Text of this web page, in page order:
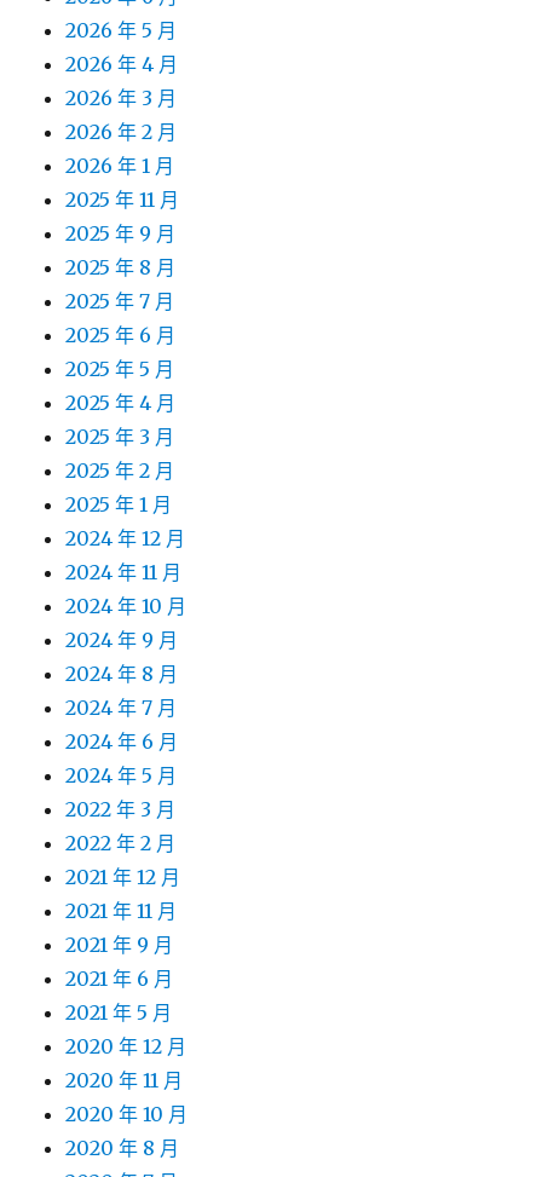
2026 年 5 月
2026 年 4 月
2026 年 3 月
2026 年 2 月
2026 年 1 月
2025 年 11 月
2025 年 9 月
2025 年 8 月
2025 年 7 月
2025 年 6 月
2025 年 5 月
2025 年 4 月
2025 年 3 月
2025 年 2 月
2025 年 1 月
2024 年 12 月
2024 年 11 月
2024 年 10 月
2024 年 9 月
2024 年 8 月
2024 年 7 月
2024 年 6 月
2024 年 5 月
2022 年 3 月
2022 年 2 月
2021 年 12 月
2021 年 11 月
2021 年 9 月
2021 年 6 月
2021 年 5 月
2020 年 12 月
2020 年 11 月
2020 年 10 月
2020 年 8 月